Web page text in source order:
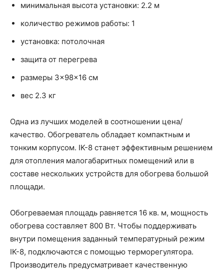
минимальная высота установки: 2.2 м
количество режимов работы: 1
установка: потолочная
защита от перегрева
размеры 3×98×16 см
вес 2.3 кг
Одна из лучших моделей в соотношении цена/
качество. Обогреватель обладает компактным и
тонким корпусом. IK-8 станет эффективным решением
для отопления малогабаритных помещений или в
составе нескольких устройств для обогрева большой
площади.
Обогреваемая площадь равняется 16 кв. м, мощность
обогрева составляет 800 Вт. Чтобы поддерживать
внутри помещения заданный температурный режим
IK-8, подключаются с помощью терморегулятора.
Производитель предусматривает качественную